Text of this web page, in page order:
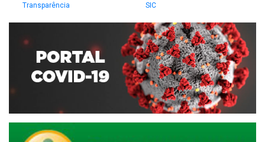
Transparência
SIC